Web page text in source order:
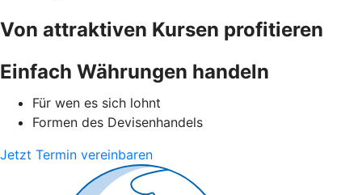
Von attraktiven Kursen profitieren
Einfach Währungen handeln
Für wen es sich lohnt
Formen des Devisenhandels
Jetzt Termin vereinbaren